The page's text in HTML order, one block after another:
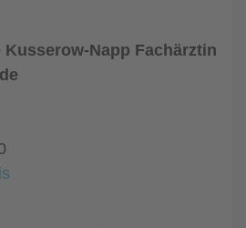
Napp Fachärztin